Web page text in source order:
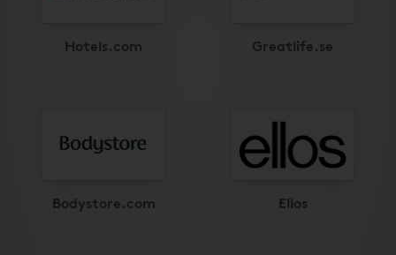
Hotels.com Greatlife.se
Bodystore.com Ellos